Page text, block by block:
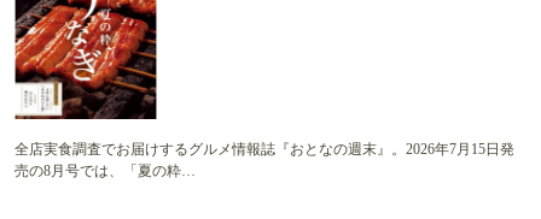
全店実食調査でお届けするグルメ情報誌『おとなの週末』。2026年7月15日発
売の8月号では、「夏の粋…